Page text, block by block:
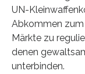
UN-
Abkommen zum
Märkte zu
denen
unterbinden.